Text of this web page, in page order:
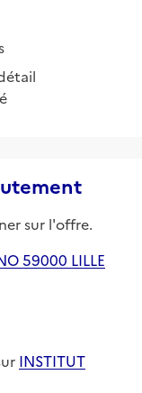
sur l'offre.
59000 LILLE
INSTITUT